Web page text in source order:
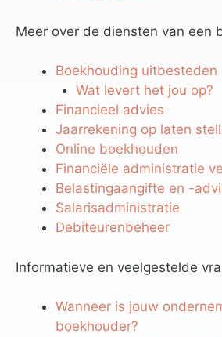
Meer over de diensten van een
Boekhouding uitbesteden
Wat levert het jou op?
Financieel advies
Jaarrekening op laten
Online boekhouden
Financiële administratie
Belastingaangifte en -
Salarisadministratie
Debiteurenbeheer
Informatieve en veelgestelde
Wanneer is jouw
boekhouder?